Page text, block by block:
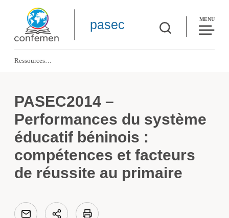
pasec MENU
Ressources
PASEC2014 –
Performances du système
éducatif béninois :
compétences et facteurs
de réussite au primaire